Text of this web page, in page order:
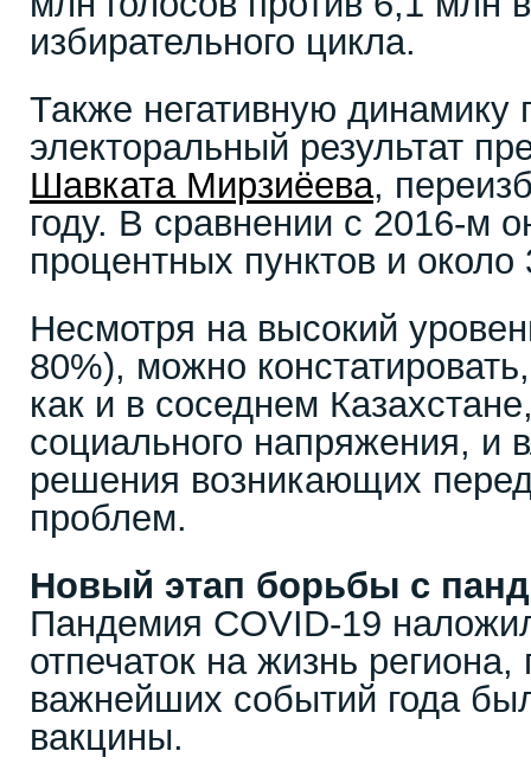
избирательного цикла.
Также негативную динамику
электоральный результат
Шавката Мирзиёева,
году. В сравнении с 2016-м
процентных пунктов и около
Несмотря на высокий
80%), можно
как и в соседнем
социального напряжения, и
решения возникающих
проблем.
Новый этап борьбы с
Пандемия COVID-19
отпечаток на жизнь
важнейших событий года
вакцины.